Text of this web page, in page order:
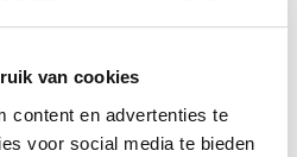
van cookies
content en advertenties te
voor social media te bieden
UDI’19/CSU – Blauw
in Uden)